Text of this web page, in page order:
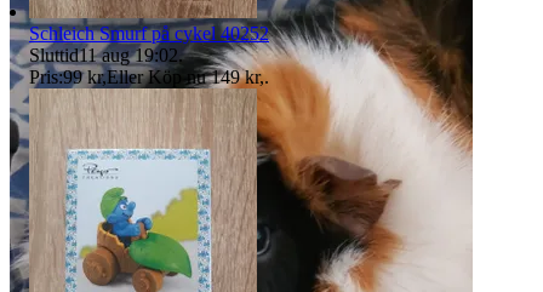
Schleich Smurf på cykel 40252
Sluttid11 aug 19:02.
Pris:99 kr,Eller Köp nu 149 kr,.